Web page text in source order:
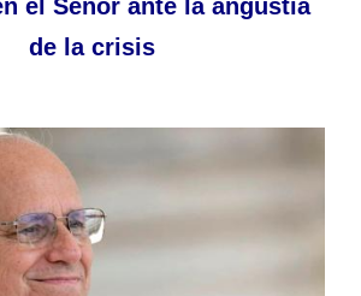
el Señor ante la angustia
de la crisis